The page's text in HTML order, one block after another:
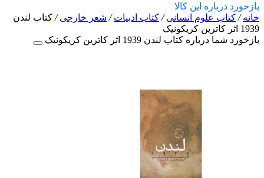
بازخورد درباره این کالا
خانه/ کتاب علوم انسانی/ کتاب ادبیات/ شعر خارجی/ کتاب لندن
1939 اثر کاترین کریکونیک
بازخورد شما درباره کتاب لندن 1939 اثر کاترین کریکونیک